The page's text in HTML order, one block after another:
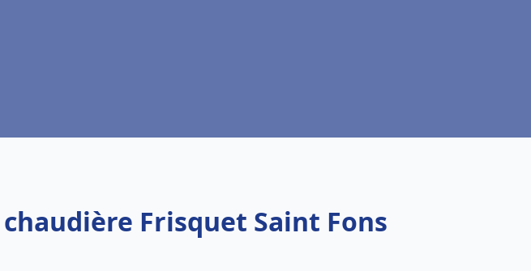
Frisquet Saint Fons